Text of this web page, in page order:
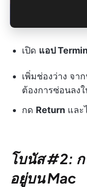
เปิด แอป
เพิ่มช่องว่าง จา
ต้องการซ่อนลง
กด Return และ
โบนัส #2:
อยู่บน Mac